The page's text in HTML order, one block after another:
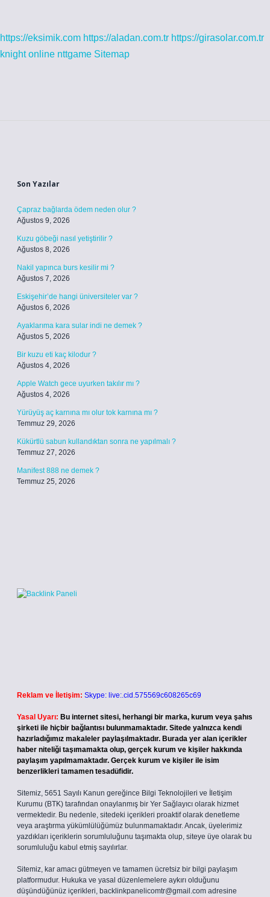
https://eksimik.com https://aladan.com.tr https://girasolar.com.tr
knight online nttgame Sitemap
Son Yazılar
Çapraz bağlarda ödem neden olur ?
Ağustos 9, 2026
Kuzu göbeği nasıl yetiştirilir ?
Ağustos 8, 2026
Nakil yapınca burs kesilir mi ?
Ağustos 7, 2026
Eskişehir’de hangi üniversiteler var ?
Ağustos 6, 2026
Ayaklarıma kara sular indi ne demek ?
Ağustos 5, 2026
Bir kuzu eti kaç kilodur ?
Ağustos 4, 2026
Apple Watch gece uyurken takılır mı ?
Ağustos 4, 2026
Yürüyüş aç karnına mı olur tok karnına mı ?
Temmuz 29, 2026
Kükürtlü sabun kullandıktan sonra ne yapılmalı ?
Temmuz 27, 2026
Manifest 888 ne demek ?
Temmuz 25, 2026
Reklam ve İletişim: Skype: live:.cid.575569c608265c69
Yasal Uyarı: Bu internet sitesi, herhangi bir marka, kurum veya şahıs
şirketi ile hiçbir bağlantısı bulunmamaktadır. Sitede yalnızca kendi
hazırladığımız makaleler paylaşılmaktadır. Burada yer alan içerikler
haber niteliği taşımamakta olup, gerçek kurum ve kişiler hakkında
paylaşım yapılmamaktadır. Gerçek kurum ve kişiler ile isim
benzerlikleri tamamen tesadüfidir.
Sitemiz, 5651 Sayılı Kanun gereğince Bilgi Teknolojileri ve İletişim
Kurumu (BTK) tarafından onaylanmış bir Yer Sağlayıcı olarak hizmet
vermektedir. Bu nedenle, sitedeki içerikleri proaktif olarak denetleme
veya araştırma yükümlülüğümüz bulunmamaktadır. Ancak, üyelerimiz
yazdıkları içeriklerin sorumluluğunu taşımakta olup, siteye üye olarak bu
sorumluluğu kabul etmiş sayılırlar.
Sitemiz, kar amacı gütmeyen ve tamamen ücretsiz bir bilgi paylaşım
platformudur. Hukuka ve yasal düzenlemelere aykırı olduğunu
düşündüğünüz içerikleri, backlinkpanelicomtr@gmail.com adresine